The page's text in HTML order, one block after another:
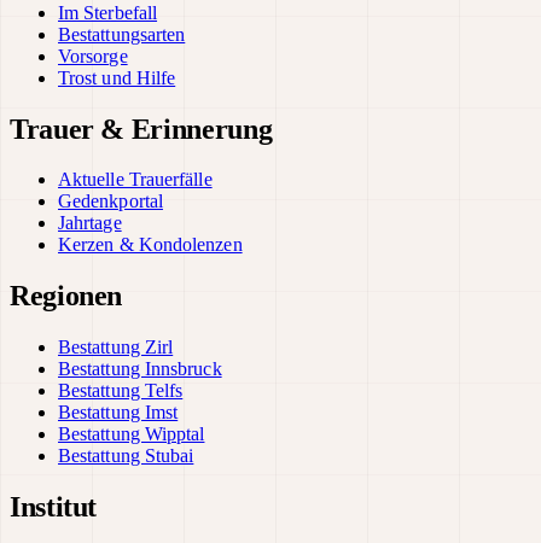
Im Sterbefall
Bestattungsarten
Vorsorge
Trost und Hilfe
Trauer & Erinnerung
Aktuelle Trauerfälle
Gedenkportal
Jahrtage
Kerzen & Kondolenzen
Regionen
Bestattung Zirl
Bestattung Innsbruck
Bestattung Telfs
Bestattung Imst
Bestattung Wipptal
Bestattung Stubai
Institut